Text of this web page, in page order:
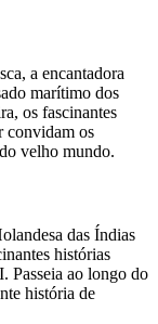
a encantadora
marítimo dos
os fascinantes
convidam os
velho mundo.
das Índias
histórias
Passeia ao longo do
história de